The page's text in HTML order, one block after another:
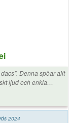
Denna spöar allt
ljud och enkla
2024